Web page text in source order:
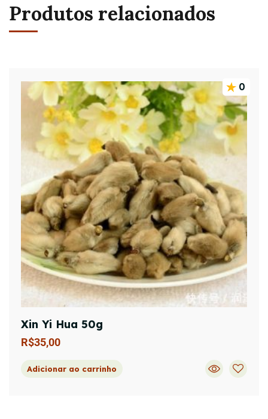
Produtos relacionados
0
Xin Yi Hua 50g
R$35,00
Adicionar ao carrinho